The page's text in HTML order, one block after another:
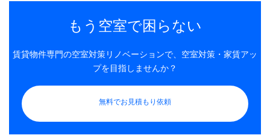
もう空室で困らない
賃貸物件専門の空室対策リノベーションで、空室対策・家賃アッ
プを目指しませんか？
無料でお見積もり依頼